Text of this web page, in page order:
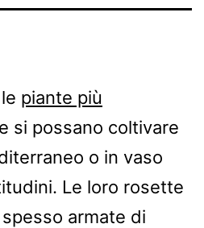
piante più
si possano coltivare
o in vaso
Le loro rosette
armate di